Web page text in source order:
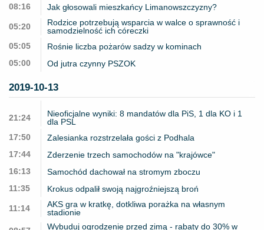
08:16
Jak głosowali mieszkańcy Limanowszczyzny?
05:20
Rodzice potrzebują wsparcia w walce o sprawność i
samodzielność ich córeczki
05:05
Rośnie liczba pożarów sadzy w kominach
05:00
Od jutra czynny PSZOK
2019-10-13
21:24
Nieoficjalne wyniki: 8 mandatów dla PiS, 1 dla KO i 1
dla PSL
17:50
Zalesianka rozstrzelała gości z Podhala
17:44
Zderzenie trzech samochodów na "krajówce"
16:13
Samochód dachował na stromym zboczu
11:35
Krokus odpalił swoją najgroźniejszą broń
11:14
AKS gra w kratkę, dotkliwa porażka na własnym
stadionie
Wybuduj ogrodzenie przed zimą - rabaty do 30% w